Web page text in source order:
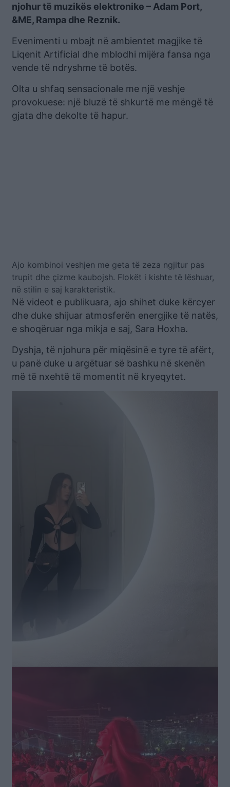
njohur të muzikës elektronike – Adam Port,
&ME, Rampa dhe Reznik.
Evenimenti u mbajt në ambientet magjike të
Liqenit Artificial dhe mblodhi mijëra fansa nga
vende të ndryshme të botës.
Olta u shfaq sensacionale me një veshje
provokuese: një bluzë të shkurtë me mëngë të
gjata dhe dekolte të hapur.
Ajo kombinoi veshjen me geta të zeza ngjitur pas
trupit dhe çizme kaubojsh. Flokët i kishte të lëshuar,
në stilin e saj karakteristik.
Në videot e publikuara, ajo shihet duke kërcyer
dhe duke shijuar atmosferën energjike të natës,
e shoqëruar nga mikja e saj, Sara Hoxha.
Dyshja, të njohura për miqësinë e tyre të afërt,
u panë duke u argëtuar së bashku në skenën
më të nxehtë të momentit në kryeqytet.